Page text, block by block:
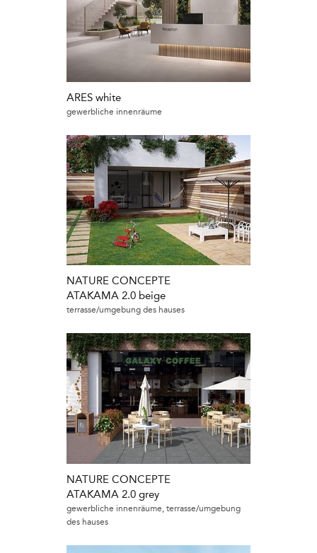
ARES white
gewerbliche innenräume
NATURE CONCEPTE
ATAKAMA 2.0 beige
terrasse/umgebung des hauses
NATURE CONCEPTE
ATAKAMA 2.0 grey
gewerbliche innenräume, terrasse/umgebung
des hauses